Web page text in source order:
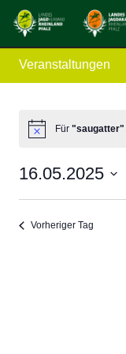
Veranstaltungen
Für "saugatter"
16.05.2025
Datum
wählen.
Vorheriger Tag